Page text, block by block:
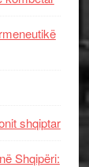
shqiptar
Shqipëri: